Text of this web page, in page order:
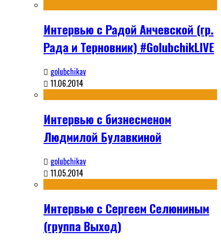
Интервью с Радой Анчевской (гр.
Рада и Терновник) #GolubchikLIVE
golubchikav
11.06.2014
Интервью с бизнесменом
Людмилой Булавкиной
golubchikav
11.05.2014
Интервью с Сергеем Селюниным
(группа Выход)